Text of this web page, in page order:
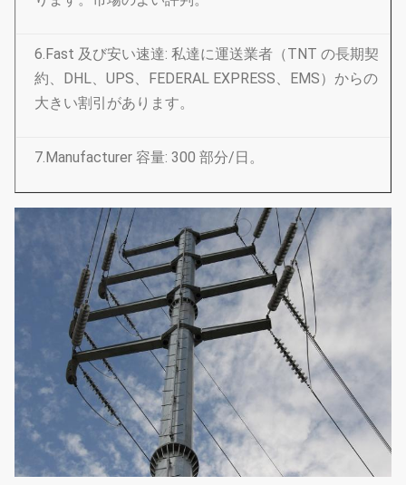
6.Fast 及び安い速達: 私達に運送業者（TNT の長期契
約、DHL、UPS、FEDERAL EXPRESS、EMS）からの
大きい割引があります。
7.Manufacturer 容量: 300 部分/日。